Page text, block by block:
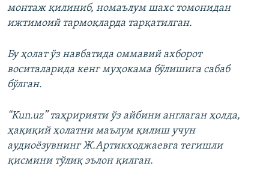
монтаж қилиниб, номаълум шахс томонидан
ижтимоий тармоқларда тарқатилган.
Бу ҳолат ўз навбатида оммавий ахборот
воситаларида кенг муҳокама бўлишига сабаб
бўлган.
“Kun.uz” таҳририяти ўз айбини англаган ҳолда,
ҳақиқий ҳолатни маълум қилиш учун
аудиоёзувнинг Ж.Артикходжаевга тегишли
қисмини тўлиқ эълон қилган.